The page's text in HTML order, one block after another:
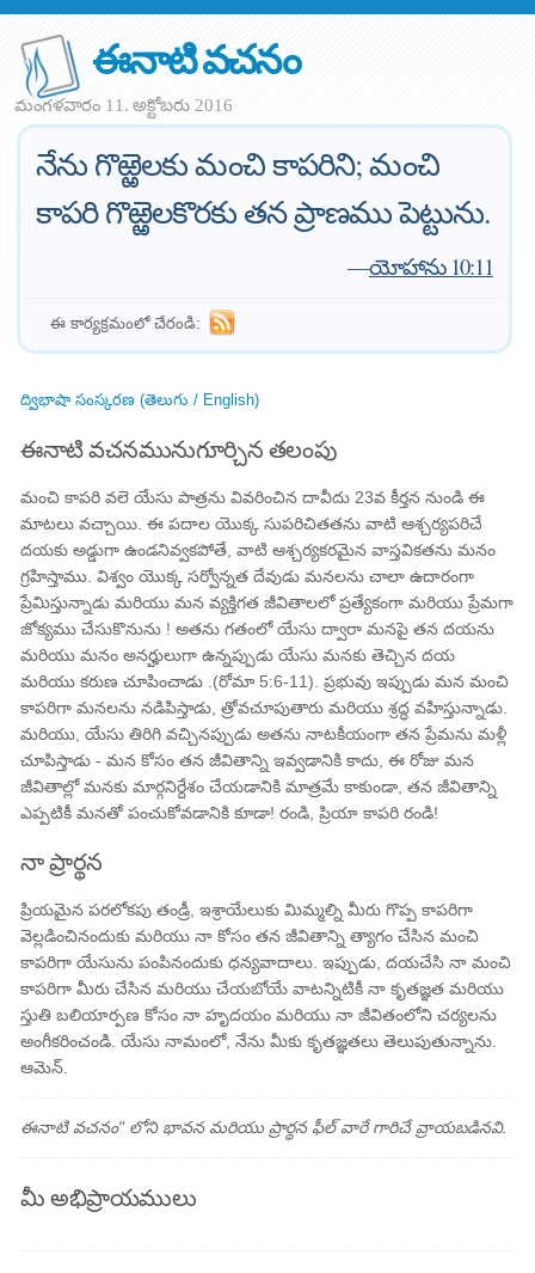
ఈనాటి వచనం
మంగళవారం 11. అక్టోబరు 2016
నేను గొఱ్ఱెలకు మంచి కాపరిని; మంచి
కాపరి గొఱ్ఱెలకొరకు తన ప్రాణము పెట్టును.
—యోహాను 10:11
ఈ కార్యక్రమంలో చేరండి:
ద్విభాషా సంస్కరణ (తెలుగు / English)
ఈనాటి వచనమునుగూర్చిన తలంపు
మంచి కాపరి వలె యేసు పాత్రను వివరించిన దావీదు 23వ కీర్తన నుండి ఈ
మాటలు వచ్చాయి. ఈ పదాల యొక్క సుపరిచితతను వాటి ఆశ్చర్యపరిచే
దయకు అడ్డుగా ఉండనివ్వకపోతే, వాటి ఆశ్చర్యకరమైన వాస్తవికతను మనం
గ్రహిస్తాము. విశ్వం యొక్క సర్వోన్నత దేవుడు మనలను చాలా ఉదారంగా
ప్రేమిస్తున్నాడు మరియు మన వ్యక్తిగత జీవితాలలో ప్రత్యేకంగా మరియు ప్రేమగా
జోక్యము చేసుకొనును ! అతను గతంలో యేసు ద్వారా మనపై తన దయను
మరియు మనం అనర్హులుగా ఉన్నప్పుడు యేసు మనకు తెచ్చిన దయ
మరియు కరుణ చూపించాడు .(రోమా ​​​​5:6-11). ప్రభువు ఇప్పుడు మన మంచి
కాపరిగా మనలను నడిపిస్తాడు, త్రోవచూపుతారు మరియు శ్రద్ధ వహిస్తున్నాడు.
మరియు, యేసు తిరిగి వచ్చినప్పుడు అతను నాటకీయంగా తన ప్రేమను మళ్లీ
చూపిస్తాడు - మన కోసం తన జీవితాన్ని ఇవ్వడానికి కాదు, ఈ రోజు మన
జీవితాల్లో మనకు మార్గనిర్దేశం చేయడానికి మాత్రమే కాకుండా, తన జీవితాన్ని
ఎప్పటికీ మనతో పంచుకోవడానికి కూడా! రండి, ప్రియా కాపరి రండి!
నా ప్రార్థన
ప్రియమైన పరలోకపు తండ్రీ, ఇశ్రాయేలుకు మిమ్మల్ని మీరు గొప్ప కాపరిగా
వెల్లడించినందుకు మరియు నా కోసం తన జీవితాన్ని త్యాగం చేసిన మంచి
కాపరిగా యేసును పంపినందుకు ధన్యవాదాలు. ఇప్పుడు, దయచేసి నా మంచి
కాపరిగా మీరు చేసిన మరియు చేయబోయే వాటన్నిటికీ నా కృతజ్ఞత మరియు
స్తుతి బలియార్పణ కోసం నా హృదయం మరియు నా జీవితంలోని చర్యలను
అంగీకరించండి. యేసు నామంలో, నేను మీకు కృతజ్ఞతలు తెలుపుతున్నాను.
ఆమెన్.
ఈనాటి వచనం" లోని భావన మరియు ప్రార్థన ఫీల్ వారే గారిచే వ్రాయబడినవి.
మీ అభిప్రాయములు